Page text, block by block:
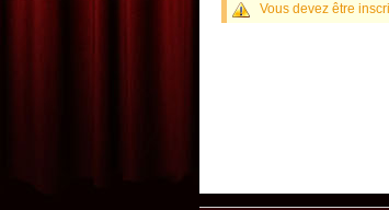
Vous devez être